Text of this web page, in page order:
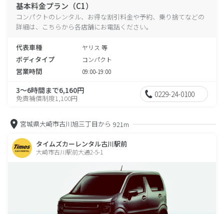
基本料金プラン（C1）
コンパクトのレンタル、お得な割引料金や予約、乗り捨てなどの
詳細は、こちらから各店舗にお電話ください。
代表車種 ヤリス 等
ボディタイプ コンパクト
営業時間 09:00-19:00
3～6時間まで6,160円
免責補償制度1,100円 0229-24-0100
宮城県大崎市古川旭三丁目から 921m
タイムズカーレンタル古川駅前
大崎市古川駅前大通2-5-1